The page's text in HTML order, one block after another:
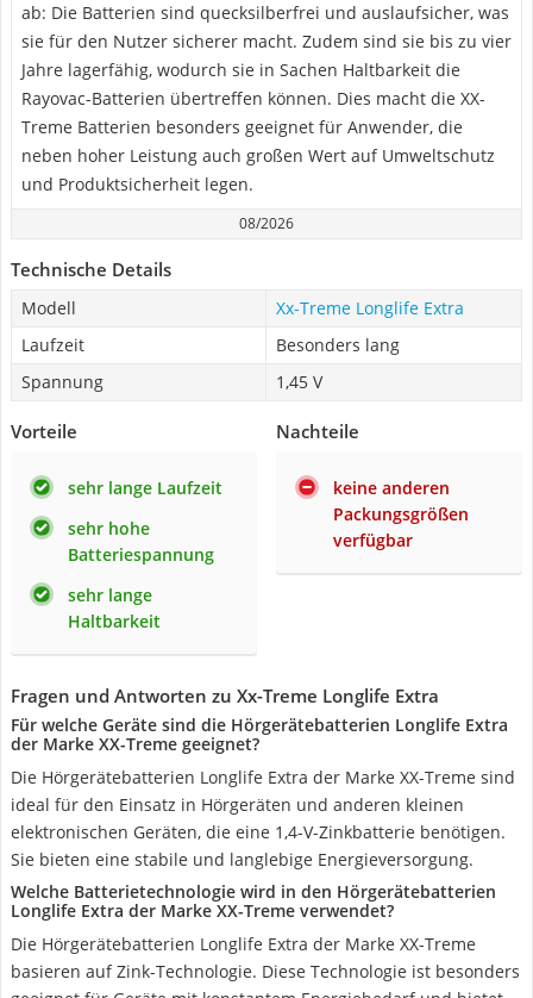
ab: Die Batterien sind quecksilberfrei und auslaufsicher, was
sie für den Nutzer sicherer macht. Zudem sind sie bis zu vier
Jahre lagerfähig, wodurch sie in Sachen Haltbarkeit die
Rayovac-Batterien übertreffen können. Dies macht die XX-
Treme Batterien besonders geeignet für Anwender, die
neben hoher Leistung auch großen Wert auf Umweltschutz
und Produktsicherheit legen.
08/2026
Technische Details
Modell
Xx-Treme Longlife Extra
Laufzeit
Besonders lang
Spannung
1,45 V
Vorteile
sehr lange Laufzeit
sehr hohe
Batteriespannung
sehr lange
Haltbarkeit
Nachteile
keine anderen
Packungsgrößen
verfügbar
Fragen und Antworten zu Xx-Treme Longlife Extra
Für welche Geräte sind die Hörgerätebatterien Longlife Extra
der Marke XX-Treme geeignet?
Die Hörgerätebatterien Longlife Extra der Marke XX-Treme sind
ideal für den Einsatz in Hörgeräten und anderen kleinen
elektronischen Geräten, die eine 1,4-V-Zinkbatterie benötigen.
Sie bieten eine stabile und langlebige Energieversorgung.
Welche Batterietechnologie wird in den Hörgerätebatterien
Longlife Extra der Marke XX-Treme verwendet?
Die Hörgerätebatterien Longlife Extra der Marke XX-Treme
basieren auf Zink-Technologie. Diese Technologie ist besonders